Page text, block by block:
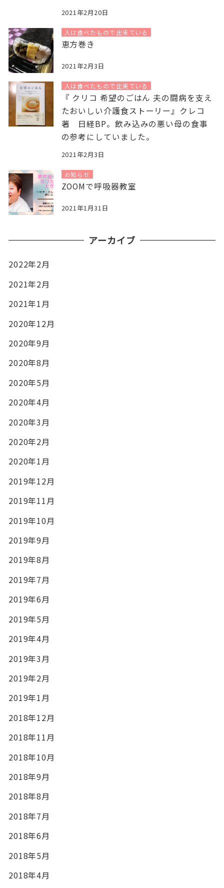
2021年2月20日
人は食べたもので出来ている
恵方巻き
2021年2月3日
人は食べたもので出来ている
『 クリコ 希望のごはん 夫の闘病を支え
たおいしい介護食ストーリー』クレコ
著 日経BP。飲み込みの悪い母の食事
の参考にしていました。
2021年2月3日
お知らせ
ZOOMで呼吸器教室
2021年1月31日
アーカイブ
2022年2月
2021年2月
2021年1月
2020年12月
2020年9月
2020年8月
2020年5月
2020年4月
2020年3月
2020年2月
2020年1月
2019年12月
2019年11月
2019年10月
2019年9月
2019年8月
2019年7月
2019年6月
2019年5月
2019年4月
2019年3月
2019年2月
2019年1月
2018年12月
2018年11月
2018年10月
2018年9月
2018年8月
2018年7月
2018年6月
2018年5月
2018年4月